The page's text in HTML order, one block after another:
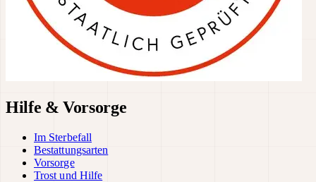
Hilfe & Vorsorge
Im Sterbefall
Bestattungsarten
Vorsorge
Trost und Hilfe